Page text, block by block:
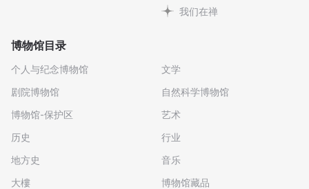
我们在禅
博物馆目录
个人与纪念博物馆
剧院博物馆
博物馆-保护区
历史
地方史
大樓
文学
自然科学博物馆
艺术
行业
音乐
博物馆藏品